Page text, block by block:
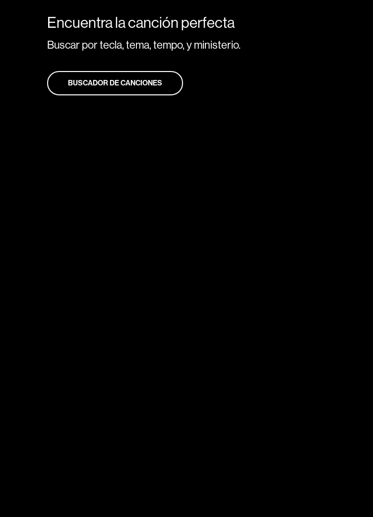
Encuentra la canción perfecta
Buscar por tecla, tema, tempo, y ministerio.
BUSCADOR DE CANCIONES